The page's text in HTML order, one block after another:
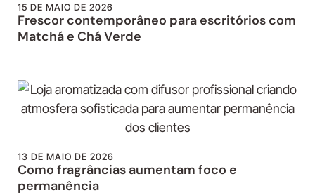
15 DE MAIO DE 2026
Frescor contemporâneo para escritórios com
Matchá e Chá Verde
13 DE MAIO DE 2026
Como fragrâncias aumentam foco e
permanência